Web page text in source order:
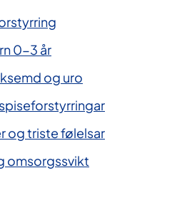
0-3 år
og uro
og triste følelsar
omsorgssvikt